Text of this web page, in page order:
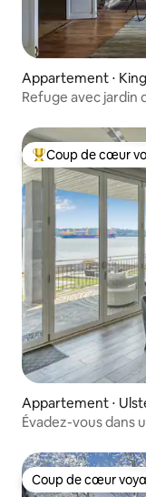
Appartement ⋅
Refuge avec jardin
Coups de cœur
Coup de cœur
Appartement ⋅
Évadez-vous dans
Coup de cœur
Coup de cœur